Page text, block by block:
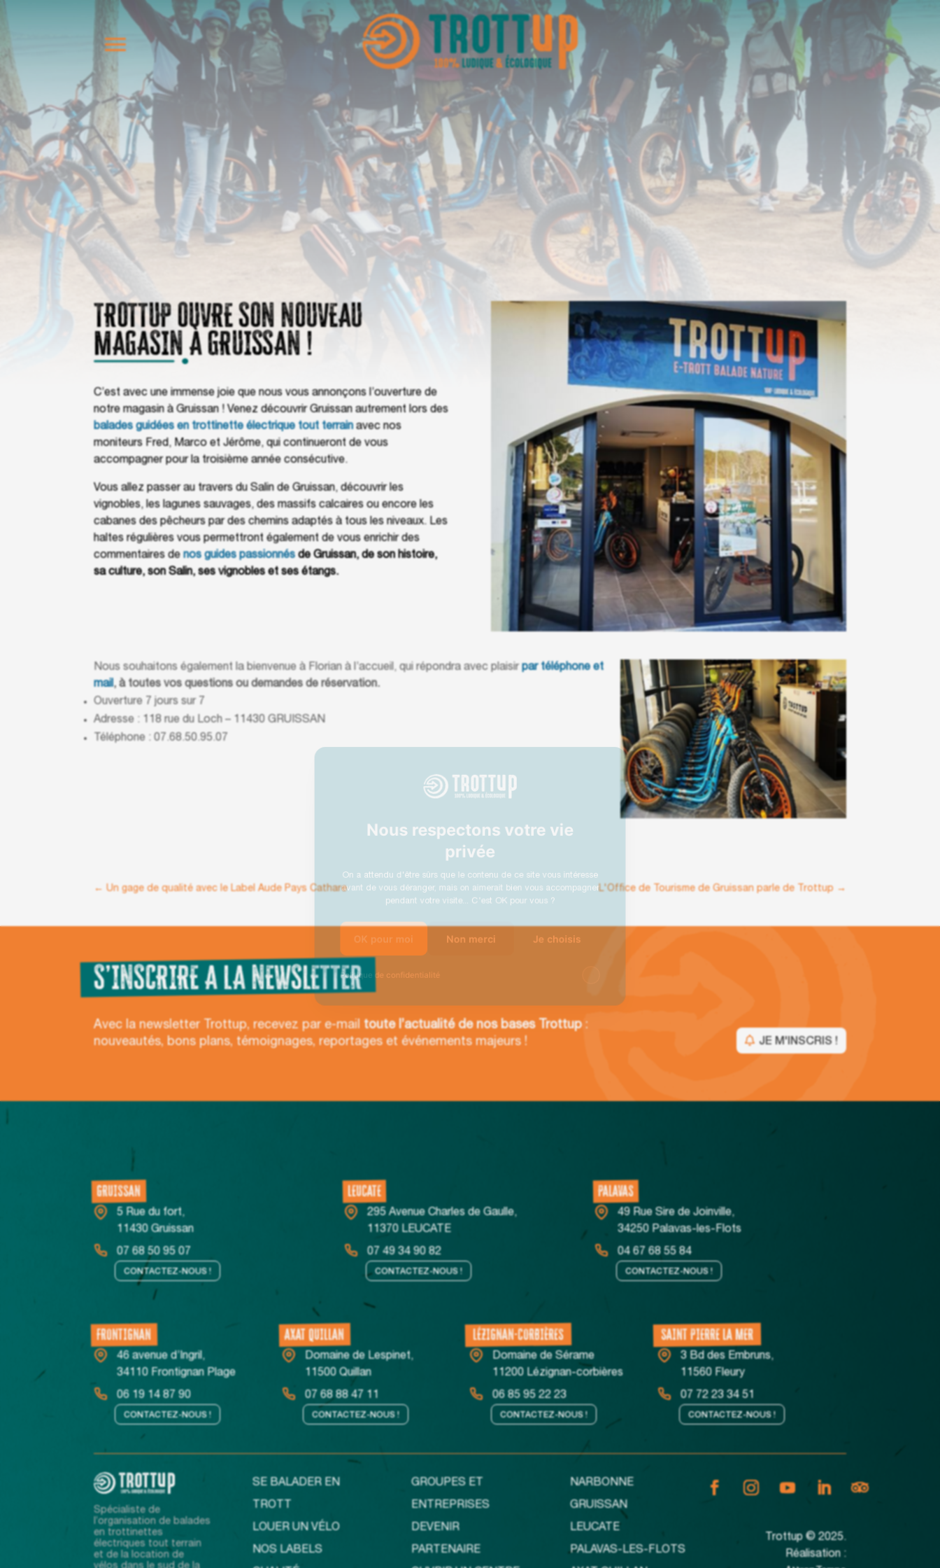
TROTTUP OUVRE SON NOUVEAU
MAGASIN À GRUISSAN !
C’est avec une immense joie que nous vous annonçons l’ouverture de
notre magasin à Gruissan ! Venez découvrir Gruissan autrement lors des
balades guidées en trottinette électrique tout terrainavec nos
moniteurs Fred, Marco et Jérôme, qui continueront de vous
accompagner pour la troisième année consécutive.
Vous allez passer au travers du Salin de Gruissan, découvrir les
vignobles, les lagunes sauvages, des massifs calcaires ou encore les
cabanes des pêcheurs par des chemins adaptés à tous les niveaux. Les
haltes régulières vous permettront également de vous enrichir des
commentaires denos guides passionnésde Gruissan, de son histoire,
sa culture, son Salin, ses vignobles et ses étangs.
Nous souhaitons également la bienvenue à Florian à l’accueil, qui répondra avec plaisir par téléphone et
mail, à toutes vos questions ou demandes de réservation.
Ouverture 7 jours sur 7
Adresse : 118 rue du Loch – 11430 GRUISSAN
Téléphone : 07.68.50.95.07
←Un gage de qualité avec le Label Aude Pays Cathare L'Office de Tourisme de Gruissan parle de Trottup→
S’INSCRIRE A LA NEWSLETTER
Avec la newsletter Trottup, recevez par e-mailtoute l’actualité de nos bases Trottup:
nouveautés, bons plans, témoignages, reportages et événements majeurs !
JE M'INSCRIS !
GRUISSAN
5 Rue du fort,
11430 Gruissan
07 68 50 95 07
CONTACTEZ-NOUS !
LEUCATE
295 Avenue Charles de Gaulle,
11370 LEUCATE
07 49 34 90 82
CONTACTEZ-NOUS !
PALAVAS
49 Rue Sire de Joinville,
34250 Palavas-les-Flots
04 67 68 55 84
CONTACTEZ-NOUS !
FRONTIGNAN
46 avenue d’Ingril,
34110 Frontignan Plage
06 19 14 87 90
CONTACTEZ-NOUS !
AXAT QUILLAN
Domaine de Lespinet,
11500 Quillan
07 68 88 47 11
CONTACTEZ-NOUS !
LÉZIGNAN-CORBIÈRES
Domaine de Sérame
11200 Lézignan-corbières
06 85 95 22 23
CONTACTEZ-NOUS !
SAINT PIERRE LA MER
3 Bd des Embruns,
11560 Fleury
07 72 23 34 51
CONTACTEZ-NOUS !
Spécialiste de
l’organisation de balades
en trottinettes
électriques tout terrain
et de la location de
SE BALADER EN
TROTT
LOUER UN VÉLO
NOS LABELS
GROUPES ET
ENTREPRISES
DEVENIR
PARTENAIRE
NARBONNE
GRUISSAN
LEUCATE
PALAVAS-LES-FLOTS
Trottup © 2025.
Réalisation :
privée
On a attendu d'être sûrs que le contenu de ce site vous intéresse
avant de vous déranger, mais on aimerait bien vous accompagner
pendant votre visite... C'est OK pour vous ?
OK pour moi Non merci Je choisis
Politique de confidentialité